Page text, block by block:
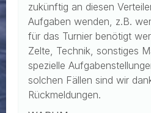
zukünftig an diesen
Aufgaben wenden, z.B.
für das Turnier benötigt
Zelte, Technik, sonstiges
spezielle
solchen Fällen sind wir
Rückmeldungen.